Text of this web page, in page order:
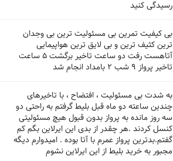
رسیدگی کنید
بی کیفیت تمرین بی مسئولیت ترین بی وجدان
ترین کثیف ترین و بی لایق ترین هواپیمایی
آتاهست رفت دو ساعت تاخیر برگشت ۵ ساعت
تاخیر پرواز ۹ شب ۲ بامداد انجام شد
به شدت بی مسئولیت ، افتضاح ، با تاخیرهای
چندین ساعته دو ماه قبل بلیط گرفتم به راحتی دو
سه روز مانده به پرواز بدون قبول هیچ مسئولیتی
کنسل کردند .هر چقدر از بدی این ایرلاین بگم کم
گفتم.بدترین پرواز عمرم با آتا بوده . امیدوارم دیگه
مجبور به خرید بلیط از این ایرلاین نشوم